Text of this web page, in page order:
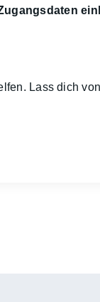
Lass dich